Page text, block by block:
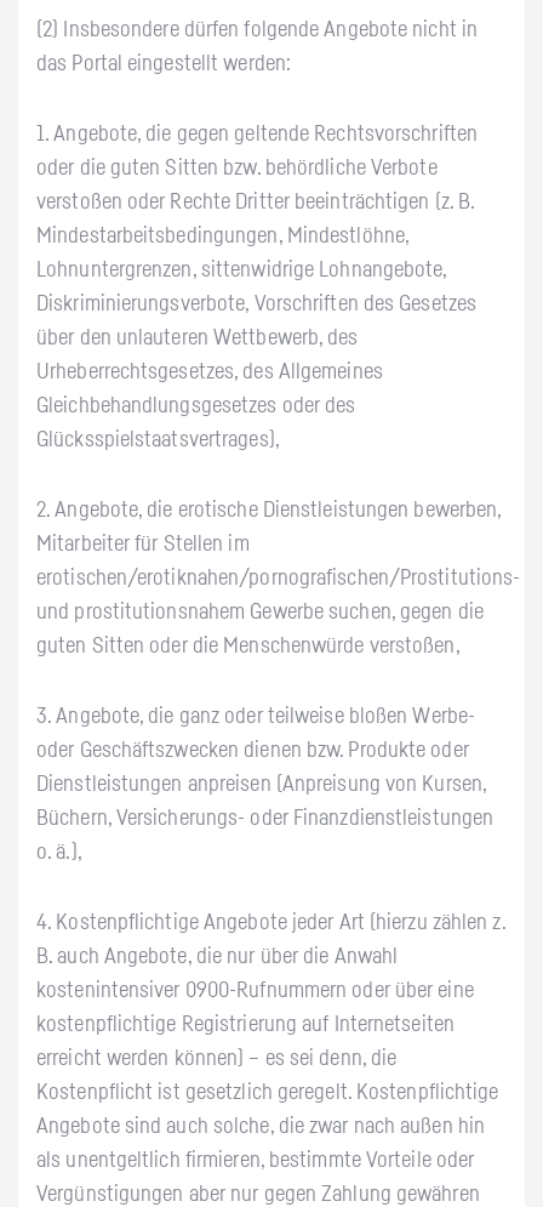
(2) Insbesondere dürfen folgende Angebote nicht in
das Portal eingestellt werden:
1. Angebote, die gegen geltende Rechtsvorschriften
oder die guten Sitten bzw. behördliche Verbote
verstoßen oder Rechte Dritter beeinträchtigen (z. B.
Mindestarbeitsbedingungen, Mindestlöhne,
Lohnuntergrenzen, sittenwidrige Lohnangebote,
Diskriminierungsverbote, Vorschriften des Gesetzes
über den unlauteren Wettbewerb, des
Urheberrechtsgesetzes, des Allgemeines
Gleichbehandlungsgesetzes oder des
Glücksspielstaatsvertrages),
2. Angebote, die erotische Dienstleistungen bewerben,
Mitarbeiter für Stellen im
erotischen/erotiknahen/pornografischen/Prostitutions-
und prostitutionsnahem Gewerbe suchen, gegen die
guten Sitten oder die Menschenwürde verstoßen,
3. Angebote, die ganz oder teilweise bloßen Werbe-
oder Geschäftszwecken dienen bzw. Produkte oder
Dienstleistungen anpreisen (Anpreisung von Kursen,
Büchern, Versicherungs- oder Finanzdienstleistungen
o. ä.),
4. Kostenpflichtige Angebote jeder Art (hierzu zählen z.
B. auch Angebote, die nur über die Anwahl
kostenintensiver 0900-Rufnummern oder über eine
kostenpflichtige Registrierung auf Internetseiten
erreicht werden können) – es sei denn, die
Kostenpflicht ist gesetzlich geregelt. Kostenpflichtige
Angebote sind auch solche, die zwar nach außen hin
als unentgeltlich firmieren, bestimmte Vorteile oder
Vergünstigungen aber nur gegen Zahlung gewähren